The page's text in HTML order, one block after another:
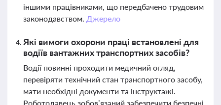
іншими працівниками, що передбачено трудовим
законодавством. Джерело
Які вимоги охорони праці встановлені для
водіїв вантажних транспортних засобів?
Водії повинні проходити медичний огляд,
перевіряти технічний стан транспортного засобу,
мати необхідні документи та інструктажі.
Роботодавець зобов’язаний забезпечити безпечні